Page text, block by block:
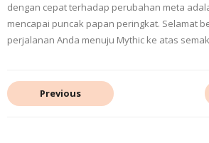
dengan cepat terhadap perubahan meta
mencapai puncak papan peringkat. Selamat
perjalanan Anda menuju Mythic ke atas
Previous